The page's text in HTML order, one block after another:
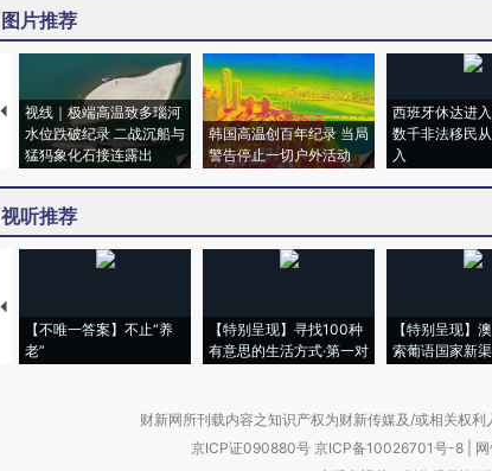
图片推荐
视线｜极端高温致多瑙河
水位跌破纪录 二战沉船与
猛犸象化石接连露出
韩国高温创百年纪录 当局
警告停止一切户外活动
西班牙休达进
数千非法移民
入
视听推荐
【不唯一答案】不止“养
老”
【特别呈现】寻找100种
有意思的生活方式·第一对
【特别呈现】
索葡语国家新
财新网所刊载内容之知识产权为财新传媒及/或相关权
京ICP证090880号 京ICP备10026701号-8